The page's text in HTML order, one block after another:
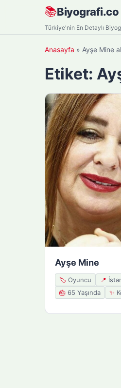
📚Biyografi.co
Türkiye'nin En Detaylı
Anasayfa » Ayşe Mine
Etiket:
Ayşe Mine
🏷️ Oyuncu 📍
🎂 65 Yaşında ✨